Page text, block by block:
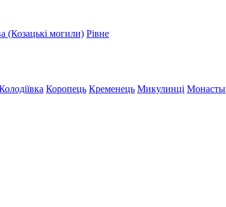
(Козацькі могили) Рівне
Коропець Кременець Микулинці